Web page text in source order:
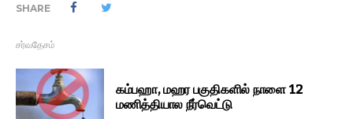
SHARE
சர்வதேசம்
கம்பஹா, மஹர பகுதிகளில் நாளை 12
மணித்தியால நீர்வெட்டு